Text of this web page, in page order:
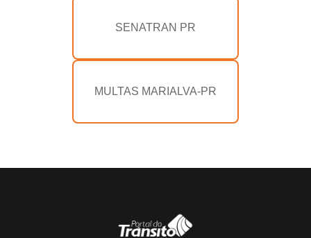
SENATRAN PR
MULTAS MARIALVA-PR